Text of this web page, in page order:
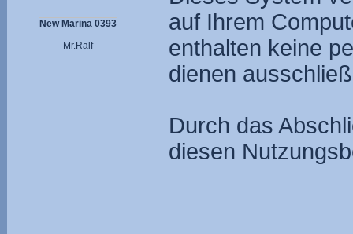
New Marina 0393
Mr.Ralf
auf Ihrem
enthalten keine
dienen
Durch das
diesen